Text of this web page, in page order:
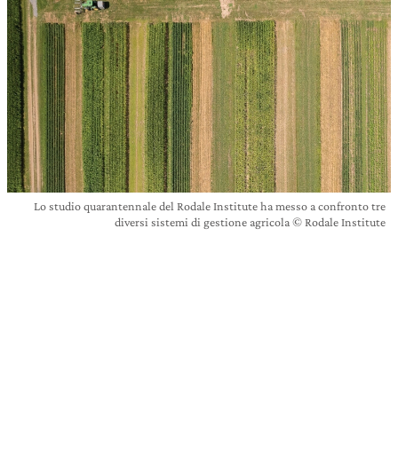
Lo studio quarantennale del Rodale Institute ha messo a confronto tre
diversi sistemi di gestione agricola © Rodale Institute